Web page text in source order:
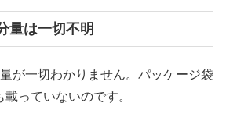
量は一切不明
が一切わかりません。パッケージ袋
っていないのです。